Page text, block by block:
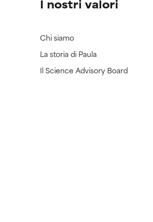
I nostri valori
Chi siamo
La storia di Paula
Il Science Advisory Board